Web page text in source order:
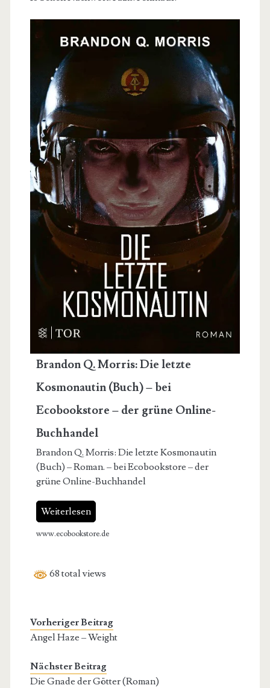
Brandon Q. Morris: Die letzte
Kosmonautin (Buch) – bei
Ecobookstore – der grüne Online-
Buchhandel
Brandon Q. Morris: Die letzte Kosmonautin
(Buch) – Roman. – bei Ecobookstore – der
grüne Online-Buchhandel
Weiterlesen
www.ecobookstore.de
68 total views
Vorheriger Beitrag
Angel Haze – Weight
Nächster Beitrag
Die Gnade der Götter (Roman)